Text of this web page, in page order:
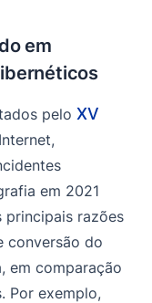
em
peloXV
em 2021
principais razões
conversão do
em comparação
Por exemplo,